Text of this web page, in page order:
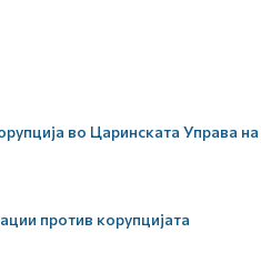
во Царинската Управа
против корупцијата